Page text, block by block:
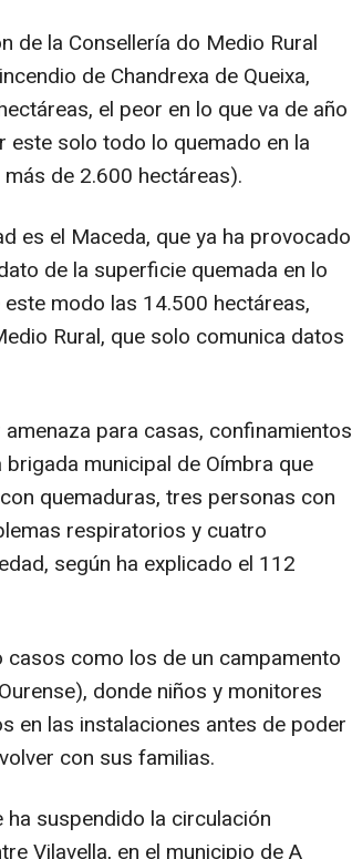
de la Consellería do Medio Rural
de Chandrexa de Queixa,
el peor en lo que va de año
este solo todo lo quemado en la
de 2.600 hectáreas).
es el Maceda, que ya ha provocado
de la superficie quemada en lo
modo las 14.500 hectáreas,
Rural, que solo comunica datos
para casas, confinamientos
municipal de Oímbra que
quemaduras, tres personas con
respiratorios y cuatro
según ha explicado el 112
como los de un campamento
donde niños y monitores
en las instalaciones antes de poder
con sus familias.
suspendido la circulación
Vilavella, en el municipio de A